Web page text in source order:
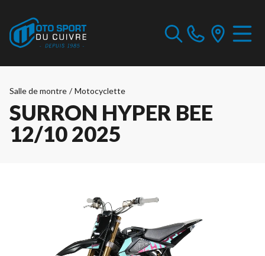
Salle de montre / Motocyclette
SURRON HYPER BEE
12/10 2025